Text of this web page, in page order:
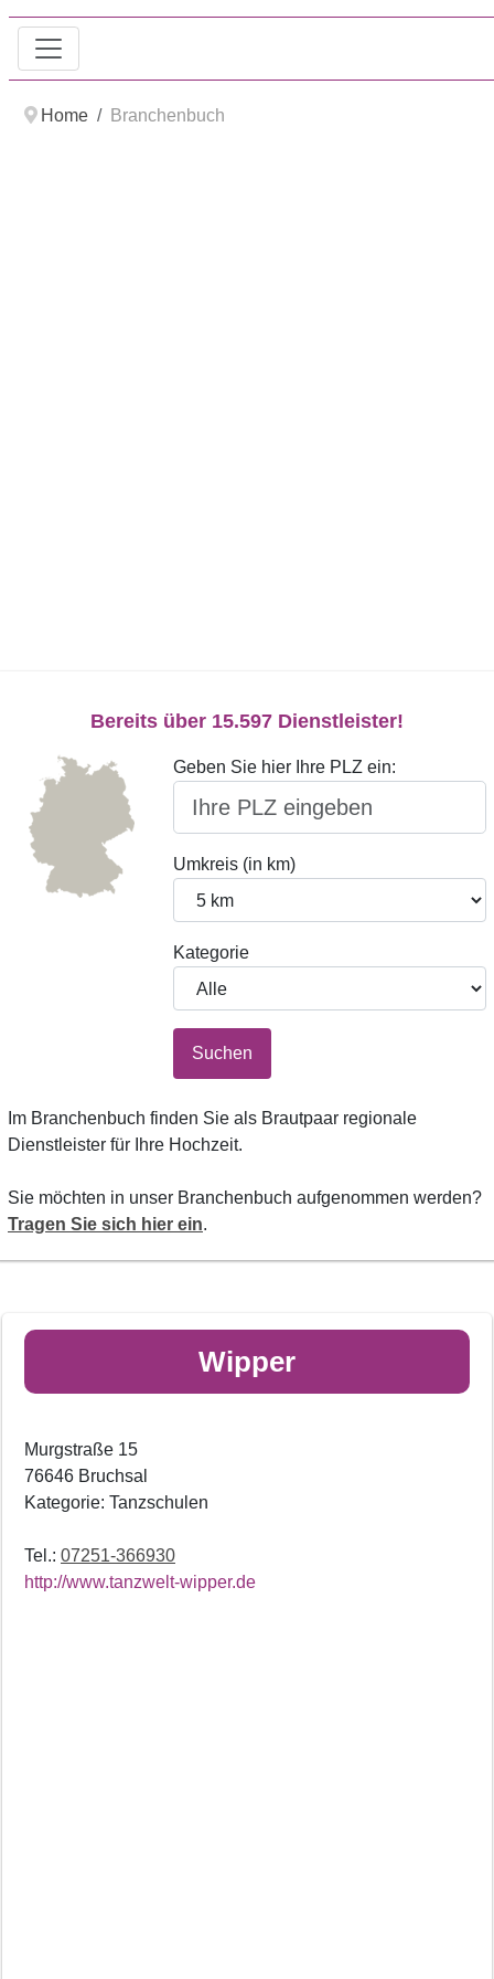
Home Branchenbuch
Bereits über 15.597 Dienstleister!
Geben Sie hier Ihre PLZ ein:
Umkreis (in km)
Kategorie
Suchen
Im Branchenbuch finden Sie als Brautpaar regionale
Dienstleister für Ihre Hochzeit.
Sie möchten in unser Branchenbuch aufgenommen werden?
Tragen Sie sich hier ein.
Wipper
Murgstraße 15
76646 Bruchsal
Kategorie: Tanzschulen
Tel.: 07251-366930
http://www.tanzwelt-wipper.de